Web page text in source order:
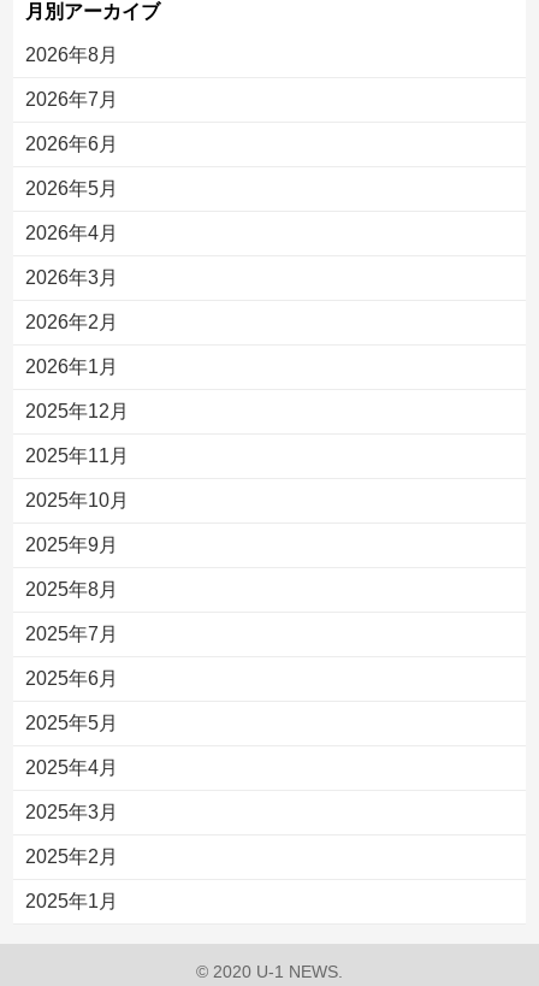
月別アーカイブ
2026年8月
2026年7月
2026年6月
2026年5月
2026年4月
2026年3月
2026年2月
2026年1月
2025年12月
2025年11月
2025年10月
2025年9月
2025年8月
2025年7月
2025年6月
2025年5月
2025年4月
2025年3月
2025年2月
2025年1月
© 2020 U-1 NEWS.